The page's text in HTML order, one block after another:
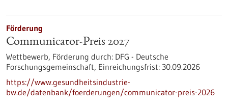
Förderung
Communicator-Preis 2027
Wettbewerb, Förderung durch: DFG - Deutsche
Forschungsgemeinschaft, Einreichungsfrist: 30.09.2026
https://www.gesundheitsindustrie-
bw.de/datenbank/foerderungen/communicator-preis-2026